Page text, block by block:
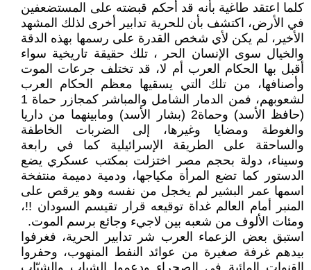
كلما اعتقد طاغية بأنه قد أحكم قبضته على المستضعفين
في الأرض، اكتشف بأن للحرية تدابير أخرى لذلك المشهد
الأخير، لم يكن لأي شخص القدرة على رسمها بهذه الدقة
والخيال سوى الإنسان الحر ، تلك حقيقة تاريخية سواء
أقبل بها الحكام العرب أم لا، قد تختلف جرعات الموت
وأصنافها، من تلك التي يسقيها معظم الحكام العرب
لشعوبهم، فمن الدمار الشامل والمباشر كمجازر حماة 1
(حافظ الأسد) وحماة2 (بشار الأسد) ومابينهما من داريا
والغوطة ومضايا وغيرها، إلى الضربات الخاطفة
والساحقة على الطريقة الإسرائيلية كما في رابعة
وسيناء، دولة بحجم مصر اختزلت بمكتب عسكري يضع
الدستور كما تضع المرأة مكياجها، ودمية دميمة منتفخة
اسمها عمر البشير لم يخجل من نفسه وهو يرقص على
المنبر أمام العالم غداة توقيعه قرار تقيسم السودان !!،
ومئات الألوف من شعبه بين لاجيء وجائع برسم الموت.
استبق بعض الزعماء العرب شر تدابير الحرية، فغرفوا
بيدهم غرفة صغيرة من عوائد النفط المنهوب، وحفروا